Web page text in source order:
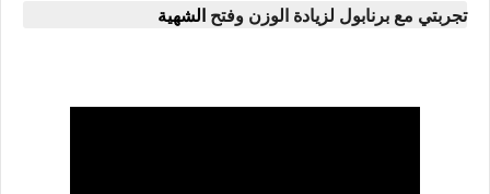
تجربتي مع برنابول لزيادة الوزن وفتح الشهية